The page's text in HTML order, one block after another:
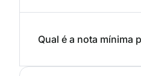
Qual é a nota mínima